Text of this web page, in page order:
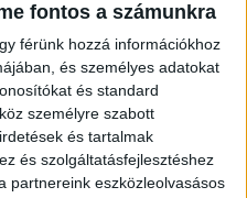
fontos a számunkra
férünk hozzá információkhoz
és személyes adatokat
és standard
személyre szabott
és tartalmak
és szolgáltatásfejlesztéshez
partnereink eszközleolvasásos
mezőgazdaság
napenergia
hulladék természet
villanyautó víz
zöld hirek